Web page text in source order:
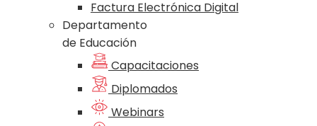
Factura Electrónica Digital
Departamento
de Educación
Capacitaciones
Diplomados
Webinars